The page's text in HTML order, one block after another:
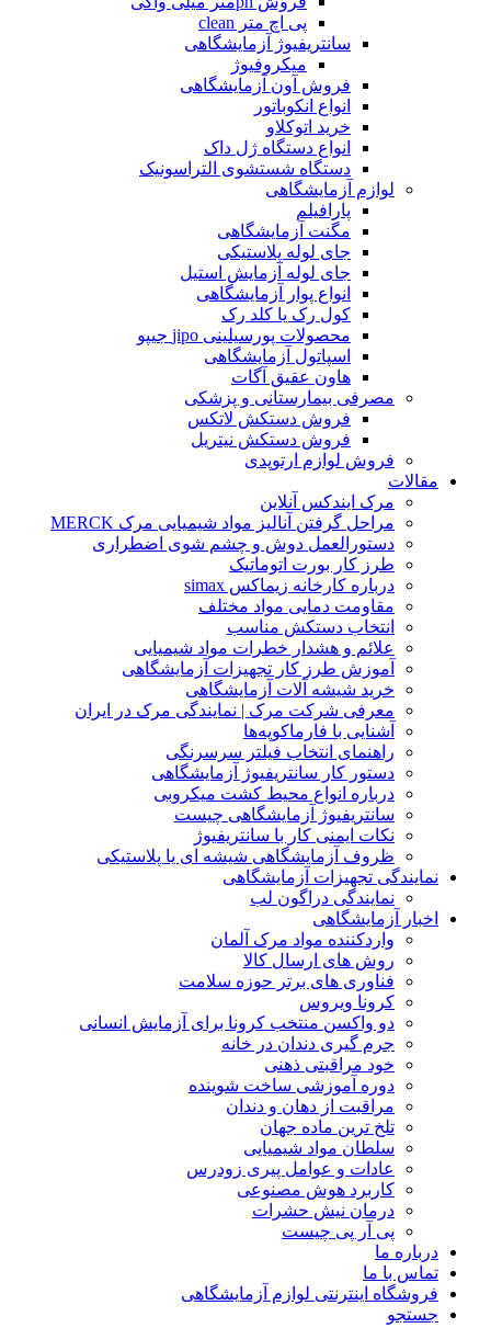
پی اچ متر clean
سانتریفیوژ آزمایشگاهی
میکروفیوژ
فروش آون آزمایشگاهی
انواع انکوباتور
خرید اتوکلاو
انواع دستگاه ژل داک
دستگاه شستشوی التراسونیک
لوازم آزمایشگاهی
پارافیلم
مگنت آزمایشگاهی
جای لوله پلاستیکی
جای لوله آزمایش استیل
انواع پوار آزمایشگاهی
کول رک یا کلد رک
محصولات پورسیلینی jipo جیپو
اسپاتول آزمایشگاهی
هاون عقیق آگات
مصرفی بیمارستانی و پزشکی
فروش دستکش لاتکس
فروش دستکش نیتریل
فروش لوازم ارتوپدی
مقالات
مرک ایندکس آنلاین
مراحل گرفتن آنالیز مواد شیمیایی مرک MERCK
دستورالعمل دوش و چشم شوی اضطراری
طرز کار بورت اتوماتیک
درباره کارخانه زیماکس simax
مقاومت دمایی مواد مختلف
انتخاب دستکش مناسب
علائم و هشدار خطرات مواد شیمیایی
آموزش طرز کار تجهیزات آزمایشگاهی
خرید شیشه آلات آزمایشگاهی
معرفی شرکت مرک | نمایندگی مرک در ایران
آشنایی با فارماکوپه‌ها
راهنمای انتخاب فیلتر سرسرنگی
دستور کار سانتریفیوژ آزمایشگاهی
درباره انواع محیط کشت میکروبی
سانتریفیوژ آزمایشگاهی چیست
نکات ایمنی کار با سانتریفیوژ
ظروف آزمایشگاهی شیشه ای یا پلاستیکی
نمایندگی تجهیزات آزمایشگاهی
نمایندگی دراگون لب
اخبار آزمایشگاهی
واردکننده مواد مرک آلمان
روش های ارسال کالا
فناوری های برتر حوزه سلامت
کرونا ویروس
دو واکسن منتخب کرونا برای آزمایش انسانی
جرم گیری دندان در خانه
خود مراقبتی ذهنی
دوره آموزشی ساخت شوینده
مراقبت از دهان و دندان
تلخ ترین ماده جهان
سلطان مواد شیمیایی
عادات و عوامل پیری زودرس
کاربرد هوش مصنوعی
درمان نیش حشرات
پی آر پی چیست
درباره ما
تماس با ما
فروشگاه اینترنتی لوازم آزمایشگاهی
جستجو